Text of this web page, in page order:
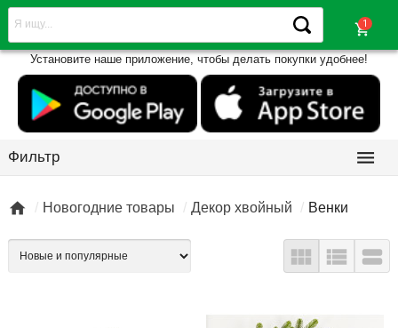
shopping_cart
Установите наше приложение, чтобы делать покупки удобнее!
Фильтр 
 Новогодние товары Декор хвойный Венки
  